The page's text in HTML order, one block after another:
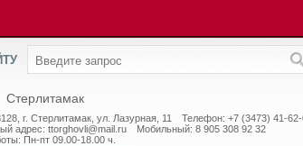
Стерлитамак
г. Стерлитамак, ул. Лазурная, 11
Телефон: +7 (3473) 41-
адрес: ttorghovli@mail.ru
Мобильный: 8 905 308 92 32
Пн-пт 09.00-18.00 ч.